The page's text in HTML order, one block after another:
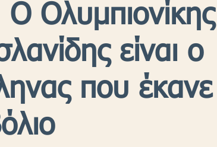
Ολυμπιονίκης
είναι ο
που